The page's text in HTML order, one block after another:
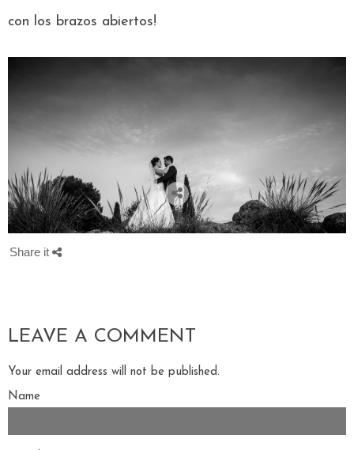
con los brazos abiertos!
Share it
LEAVE A COMMENT
Your email address will not be published.
Name